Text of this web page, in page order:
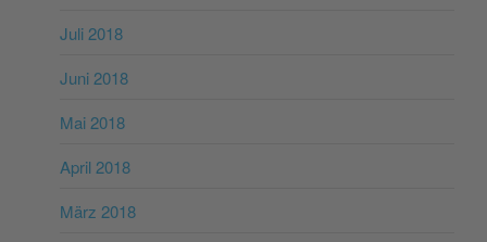
Juli 2018
Juni 2018
Mai 2018
April 2018
März 2018